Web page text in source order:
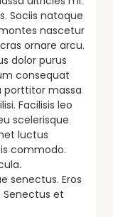
Sociis natoque
nascetur
ornare arcu.
dolor purus
consequat
porttitor massa
Facilisis leo
scelerisque
luctus
commodo.
senectus. Eros
et